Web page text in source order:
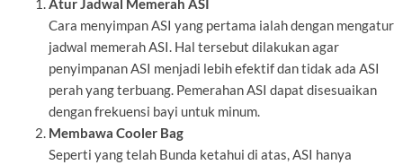
Atur Jadwal Memerah ASI
Cara menyimpan ASI yang pertama ialah dengan mengatur
jadwal memerah ASI. Hal tersebut dilakukan agar
penyimpanan ASI menjadi lebih efektif dan tidak ada ASI
perah yang terbuang. Pemerahan ASI dapat disesuaikan
dengan frekuensi bayi untuk minum.
Membawa Cooler Bag
Seperti yang telah Bunda ketahui di atas, ASI hanya